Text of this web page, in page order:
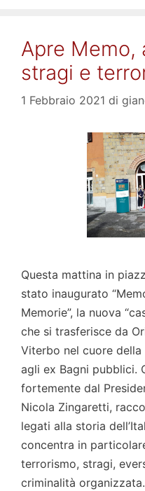
Apre Memo,
stragi e
1 Febbraio 2021 di
Questa mattina in
stato inaugurato
Memorie”, la nuova
che si trasferisce da
Viterbo nel cuore
agli ex Bagni pubblici.
fortemente dal
Nicola Zingaretti,
legati alla storia
concentra in
terrorismo, stragi,
criminalità